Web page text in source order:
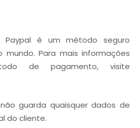
Paypal é um método seguro
Para mais informações
de pagamento, visite
guarda quaisquer dados de
do cliente.